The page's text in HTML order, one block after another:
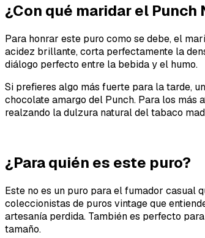
¿Con qué maridar el Punch
Para honrar este puro como se debe, el
acidez brillante, corta perfectamente la
diálogo perfecto entre la bebida y el humo.
Si prefieres algo más fuerte para la tarde,
chocolate amargo del Punch. Para los más
realzando la dulzura natural del tabaco
¿Para quién es este puro?
Este no es un puro para el fumador casual
coleccionistas de puros vintage que
artesanía perdida. También es perfecto
tamaño.